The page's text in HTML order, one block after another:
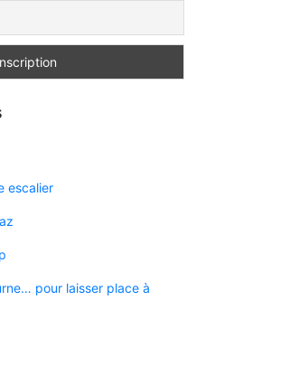
escalier
pour laisser place à